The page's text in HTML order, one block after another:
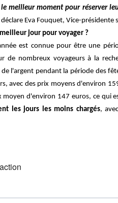
meilleur moment pour réserver
déclare Eva Fouquet, Vice-présidente
jour pour voyager ?
est connue pour être une
de nombreux voyageurs à la
l'argent pendant la période des
avec des prix moyens d'environ
moyen d'environ 147 euros, ce qui
les jours les moins chargés,